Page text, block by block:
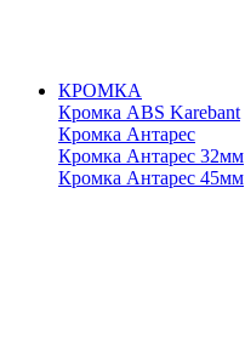
КРОМКА
Кромка ABS Karebant
Кромка Антарес
Кромка Антарес 32мм
Кромка Антарес 45мм